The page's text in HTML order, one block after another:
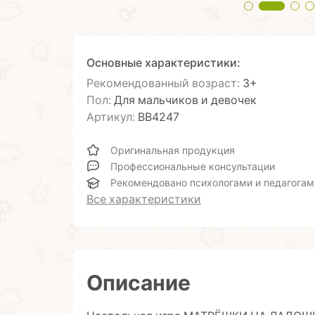
Основные характеристики:
Рекомендованный возраст: 3+
Пол: Для мальчиков и девочек
Артикул: ВВ4247
Оригинальная продукция
Профессиональные консультации
Рекомендовано психологами и
Все характеристики
Описание